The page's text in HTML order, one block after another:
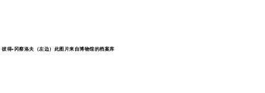
彼得•冈察洛夫（左边）此图片来自博物馆的档案库